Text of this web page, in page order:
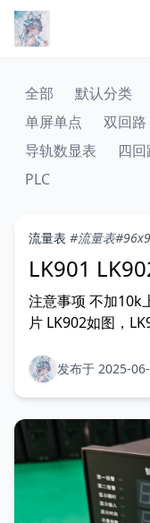
全部 默认分类
单屏单点
双回路
导轨数显表
四回
PLC
流量表 #流量表
LK901
注意事项 不加10k
片 LK902如图，
发布于 2025-